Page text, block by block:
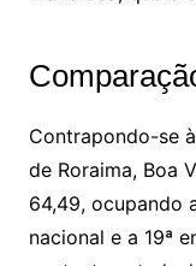
Contrapondo-se
de Roraima, Boa
64,49, ocupando
nacional e a 19ª